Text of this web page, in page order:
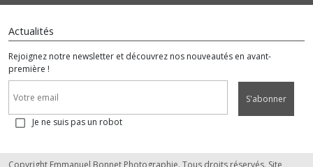
Actualités
Rejoignez notre newsletter et découvrez nos nouveautés en avant-
première !
S'abonner
Je ne suis pas un robot
Copyright Emmanuel Bonnet Photographie. Tous droits réservés. Site